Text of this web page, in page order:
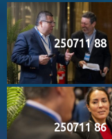
250711 88
250711 86